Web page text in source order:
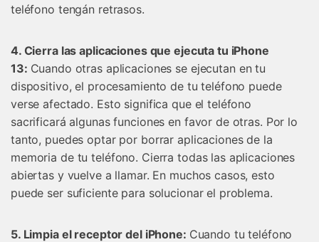
teléfono tengán retrasos.
4. Cierra las aplicaciones que ejecuta tu iPhone
13: Cuando otras aplicaciones se ejecutan en tu
dispositivo, el procesamiento de tu teléfono puede
verse afectado. Esto significa que el teléfono
sacrificará algunas funciones en favor de otras. Por lo
tanto, puedes optar por borrar aplicaciones de la
memoria de tu teléfono. Cierra todas las aplicaciones
abiertas y vuelve a llamar. En muchos casos, esto
puede ser suficiente para solucionar el problema.
5. Limpia el receptor del iPhone: Cuando tu teléfono